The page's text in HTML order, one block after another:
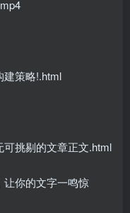
建策略!.html
挑剔的文章正文.html
让你的文字一鸣惊